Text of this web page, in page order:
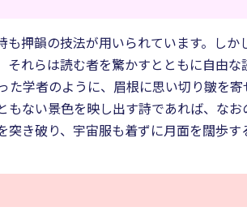
押韻の技法が用いられています。し
れらは読む者を驚かすとともに自由
学者のように、眉根に思い切り皺を
ない景色を映し出す詩であれば、な
き破り、宇宙服も着ずに月面を闊歩す